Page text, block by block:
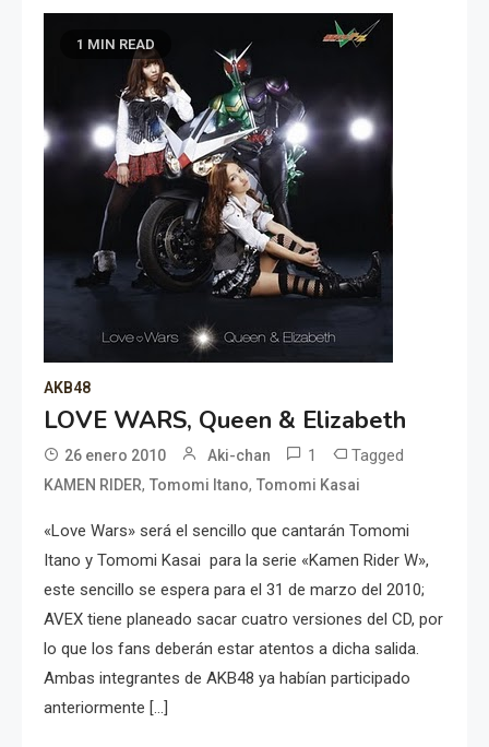
1 MIN READ
AKB48
LOVE WARS, Queen & Elizabeth
26 enero 2010 Aki-chan 1 Tagged
KAMEN RIDER,Tomomi Itano,Tomomi Kasai
«Love Wars» será el sencillo que cantarán Tomomi
Itano y Tomomi Kasai para la serie «Kamen Rider W»,
este sencillo se espera para el 31 de marzo del 2010;
AVEX tiene planeado sacar cuatro versiones del CD, por
lo que los fans deberán estar atentos a dicha salida.
Ambas integrantes de AKB48 ya habían participado
anteriormente […]